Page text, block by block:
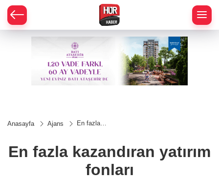
Anasayfa Ajans
En fazla
En fazla kazandıran yatırım
fonları